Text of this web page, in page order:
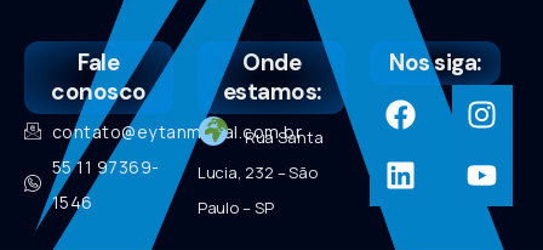
Fale
conosco
contato@eytanmagal.com.br
55 11 97369-
1546
Onde
estamos:
Rua Santa
Lucia, 232 – São
Paulo – SP
Nos siga: